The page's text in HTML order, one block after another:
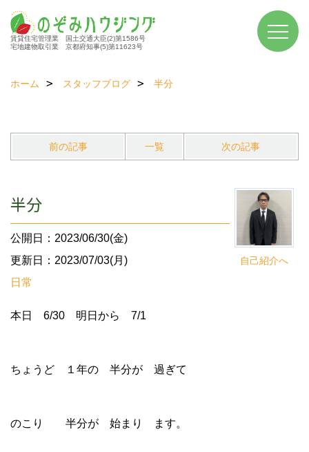
賃貸住宅管理業 国土交通大臣(2)第1586号
宅地建物取引業 京都府知事(5)第11623号
ホーム スタッフブログ 半分
前の記事 一覧 次の記事
自己紹介へ
半分
公開日：2023/06/30(金)
更新日：2023/07/03(月)
日常
本日 6/30 明日から 7/1
ちょうど １年の 半分が 過ぎて
のこり 半分が 始まり ます。